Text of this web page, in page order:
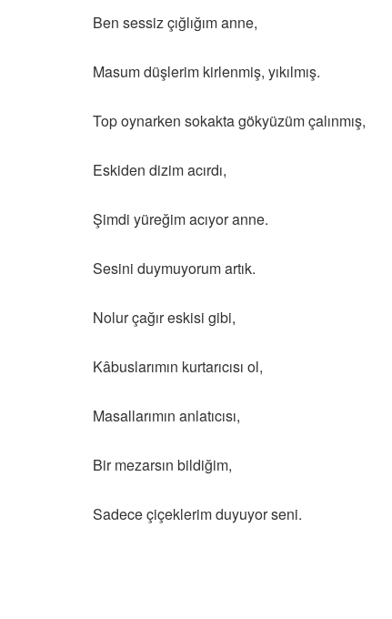
Ben sessiz çığlığım anne,
Masum düşlerim kirlenmiş, yıkılmış.
Top oynarken sokakta gökyüzüm çalınmış,
Eskiden dizim acırdı,
Şimdi yüreğim acıyor anne.
Sesini duymuyorum artık.
Nolur çağır eskisi gibi,
Kâbuslarımın kurtarıcısı ol,
Masallarımın anlatıcısı,
Bir mezarsın bildiğim,
Sadece çiçeklerim duyuyor seni.